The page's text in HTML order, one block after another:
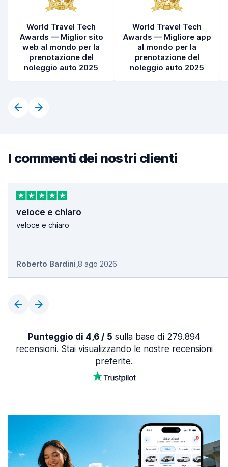
World Travel Tech
Awards — Miglior sito
web al mondo per la
prenotazione del
noleggio auto 2025
World Travel Tech
Awards — Migliore app
al mondo per la
prenotazione del
noleggio auto 2025
I commenti dei nostri clienti
veloce e chiaro
veloce e chiaro
Roberto Bardini,8 ago 2026
Punteggio di 4,6 / 5 sulla base di 279.894
recensioni. Stai visualizzando le nostre recensioni
preferite.